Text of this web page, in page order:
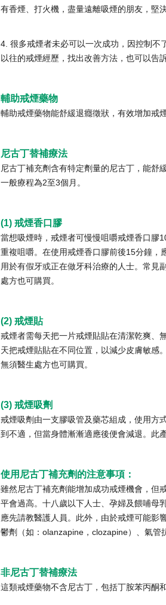
有香煙、打火機，盡量遠離吸煙的朋友，堅
4. 很多戒煙者未必可以一次成功，因控制不
以往的戒煙經歷，找出改善方法，也可以告
輔助戒煙藥物
輔助戒煙藥物能舒緩退癮徵狀，有效增加戒
尼古丁替補療法
尼古丁補充劑含有特定劑量的尼古丁，能舒
一般療程為2至3個月。
(1) 戒煙香口膠
當想吸煙時，戒煙者可慢慢咀嚼戒煙香口膠
重複咀嚼。在使用戒煙香口膠前後15分鐘，
用於有假牙或正在做牙科治療的人士。常見
處方也可購買。
(2) 戒煙貼
戒煙者需每天把一片戒煙貼貼在清潔乾爽、
天把戒煙貼貼在不同位置，以減少皮膚敏感
無須醫生處方也可購買。
(3) 戒煙吸劑
戒煙吸劑由一支膠吸管及藥芯組成，使用方
到不適，但當身體漸漸適應後便會減退。此
使用尼古丁補充劑的注意事項：
雖然尼古丁補充劑能增加成功戒煙機會，但
平會過高。十八歲以下人士、孕婦及餵哺母
應先請教醫護人員。此外，由於戒煙可能影
鬱劑（如：olanzapine，clozapine）、氣管
非尼古丁替補療法
這類戒煙藥物不含尼古丁，包括丁胺苯丙酮